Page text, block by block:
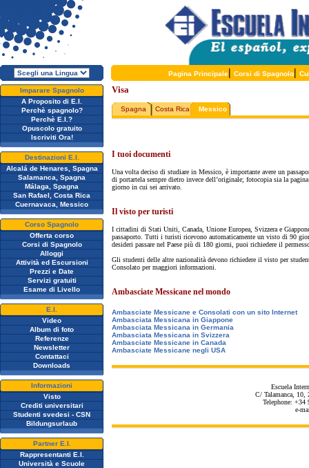
Pagina Principale| Corsi di Spagnolo|
Imparare Spagnolo
A Proposito di E.I.
Perchè spagnolo?
Perchè E.I.?
Opuscolo gratuito
Iscriviti Ora!
Destinazioni E.I.
Alcalá de Henares, Spagna
Salamanca, Spagna
Málaga, Spagna
San Rafael, Costa Rica
Cuernavaca, Messico
Corso Spagnolo
Offerta corso
Corsi di Spagnolo
Alloggi
Attività ed Escursioni
Prezzi e Date
Servizi gratuiti
Esame di Livello
E.I.
Video
Album di foto
Referenze
Newsletter
Contattaci
Downloads
Informazioni
Visto
Crediti universitari
Studenti svedesi - CSN
Bildungsurlaub
Partner E.I.
Rappresentanti E.I.
Università e Scuole
Visa
Spagna Costa Rica Messico
I tuoi documenti
Una volta deciso di studiare in Messico, è importante avere un
di portartela sempre dietro invece dell’originale; fotocopia sia la
giorno in cui sei arrivato.
Il visto per turisti
I cittadini di Stati Uniti, Canada, Unione Europea, Svizzera e
passaporto. Tutti i turisti ricevono automaticamente un visto di 90
desideri passare nel Paese più di 180 giorni, puoi richiedere il
Gli studenti delle altre nazionalità devono richiedere il visto per
Consolato per maggiori informazioni.
Ambasciate Messicane nel mondo
Ambasciate Messicane e Consolati con un sito Internet
Ambasciata Messicana in Giappone
Ambasciata Messicana in Germania
Ambasciata Messicana in Svizzera
Ambasciate Messicane in Canada
Ambasciate Messicane negli USA
Escuela
C/ Talamanca, 10,
Telephone:
e-